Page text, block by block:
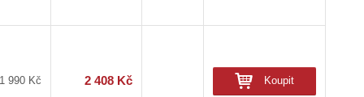
1 990 Kč 2 408 Kč Koupit